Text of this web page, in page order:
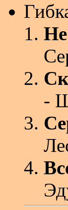
-